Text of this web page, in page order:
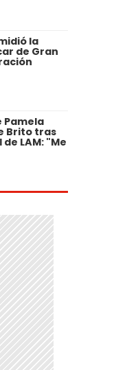
la
de Gran
Pamela
Brito tras
LAM: "Me